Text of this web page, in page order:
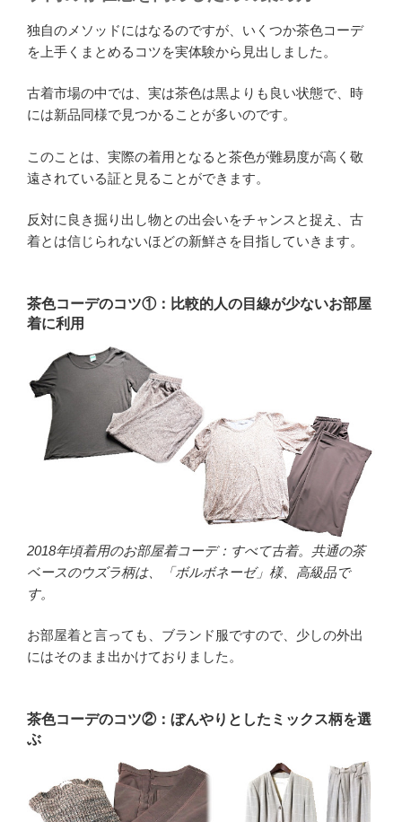
独自のメソッドにはなるのですが、いくつか茶色コーデ
を上手くまとめるコツを実体験から見出しました。
古着市場の中では、実は茶色は黒よりも良い状態で、時
には新品同様で見つかることが多いのです。
このことは、実際の着用となると茶色が難易度が高く敬
遠されている証と見ることができます。
反対に良き掘り出し物との出会いをチャンスと捉え、古
着とは信じられないほどの新鮮さを目指していきます。
茶色コーデのコツ①：比較的人の目線が少ないお部屋
着に利用
2018年頃着用のお部屋着コーデ：すべて古着。共通の茶
ベースのウズラ柄は、「ボルボネーゼ」様、高級品で
す。
お部屋着と言っても、ブランド服ですので、少しの外出
にはそのまま出かけておりました。
茶色コーデのコツ②：ぼんやりとしたミックス柄を選
ぶ